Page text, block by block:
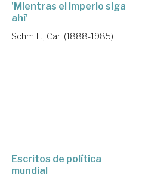
'Mientras el Imperio siga
ahí'
Schmitt, Carl (1888-1985)
Escritos de política
mundial